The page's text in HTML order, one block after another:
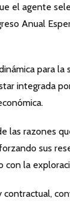
el agente
Anual
para
integrada
las razones
sus
con la
contractual,